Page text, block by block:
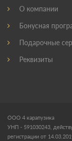
О компании
Бонусная
Подарочные
Реквизиты
ООО 4 карапузика
УНП - 591030243,
регистрации от